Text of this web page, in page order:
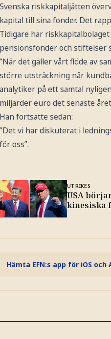
Svenska riskkapitaljätten
kapital till sina fonder. Det
Tidigare har
pensionsfonder och stiftelser
”När det gäller vårt flöde av
större utsträckning när
analytiker på ett samtal
miljarder euro det senaste
Han fortsatte sedan:
”Det vi har diskuterat i
för oss”.
UTRIKES
USA
kinesiska
Hämta EFN:s app för iOS och